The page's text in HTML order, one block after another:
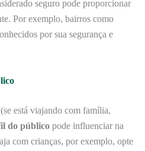
seguro pode proporcionar
Por exemplo, bairros como
por sua segurança e
está viajando com família,
do público pode influenciar na
com crianças, por exemplo, opte